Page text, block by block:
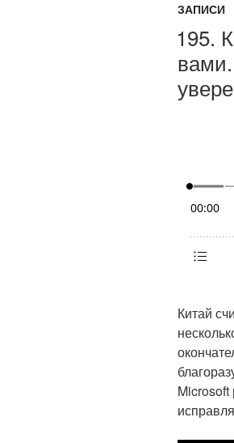
ЗАПИСИ
195.
Китай
Microsoft